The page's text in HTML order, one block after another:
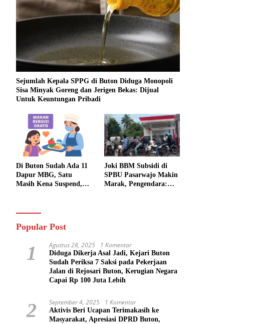
Sejumlah Kepala SPPG di Buton Diduga Monopoli
Sisa Minyak Goreng dan Jerigen Bekas: Dijual
Untuk Keuntungan Pribadi
Di Buton Sudah Ada 11
Dapur MBG, Satu
Masih Kena Suspend,
Joki BBM Subsidi di
SPBU Pasarwajo Makin
Marak, Pengendara:
Popular Post
1 Agustus 28, 2025 1 Komentar
Diduga Dikerja Asal Jadi, Kejari Buton
Sudah Periksa 7 Saksi pada Pekerjaan
Jalan di Rejosari Buton, Kerugian Negara
Capai Rp 100 Juta Lebih
2 September 4, 2025 1 Komentar
Aktivis Beri Ucapan Terimakasih ke
Masyarakat, Apresiasi DPRD Buton,